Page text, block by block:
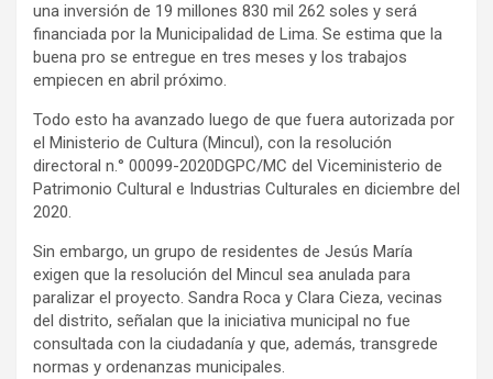
una inversión de 19 millones 830 mil 262 soles y será
financiada por la Municipalidad de Lima. Se estima que la
buena pro se entregue en tres meses y los trabajos
empiecen en abril próximo.
Todo esto ha avanzado luego de que fuera autorizada por
el Ministerio de Cultura (Mincul), con la resolución
directoral n.° 00099-2020DGPC/MC del Viceministerio de
Patrimonio Cultural e Industrias Culturales en diciembre del
2020.
Sin embargo, un grupo de residentes de Jesús María
exigen que la resolución del Mincul sea anulada para
paralizar el proyecto. Sandra Roca y Clara Cieza, vecinas
del distrito, señalan que la iniciativa municipal no fue
consultada con la ciudadanía y que, además, transgrede
normas y ordenanzas municipales.